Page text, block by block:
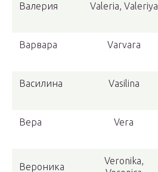
Валерия Valeria, Valeriya
Варвара Varvara
Василина Vasilina
Вера Vera
Вероника
Veronika,